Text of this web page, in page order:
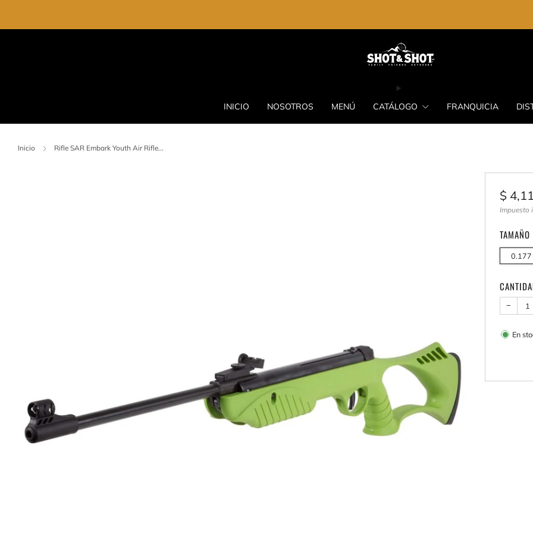
INICIO NOSOTROS MENÚ CATÁLOGO FRANQUICIA
Inicio Rifle SAR Embark Youth Air Rifle...
Precio
$
Impuesto
TAMAÑO
0.177
−
En